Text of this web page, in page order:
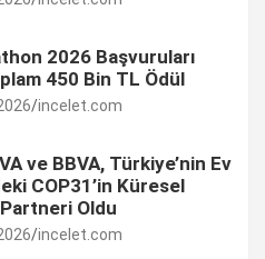
C
a
n
n
2026 Başvuruları
450 Bin TL Ödül
incelet.com
ve BBVA, Türkiye’nin Ev
COP31’in Küresel
Partneri Oldu
incelet.com